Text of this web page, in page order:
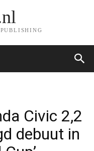
Civic 2,2
debuut in